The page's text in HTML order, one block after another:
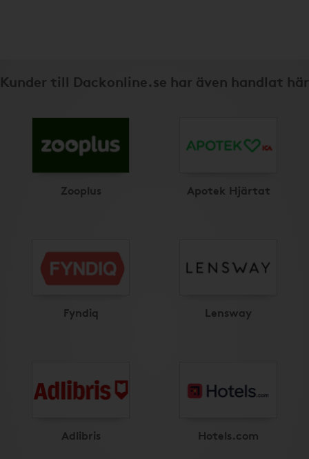
Kunder till Dackonline.se har även handlat här
Zooplus Apotek Hjärtat
Fyndiq Lensway
Adlibris Hotels.com